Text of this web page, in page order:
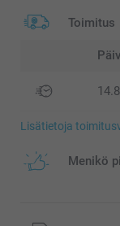
Toimitus
Lisätietoja
Menikö